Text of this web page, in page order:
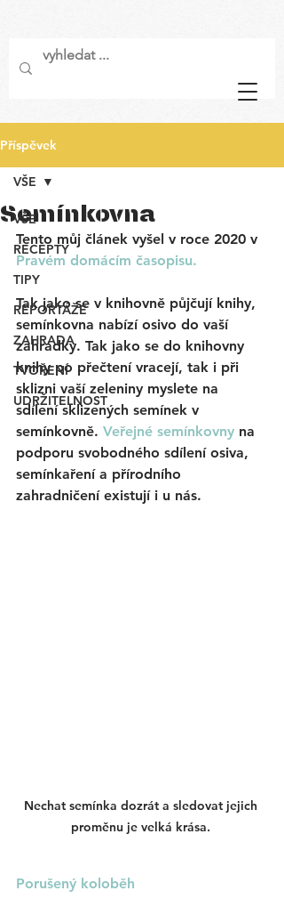
Příspěvek
VŠE
RECEPTY
TIPY
REPORTÁŽE
ZAHRADA
TVOŘENÍ
UDRŽITELNOST
VŠE
Semínkovna
Tento můj článek vyšel v roce 2020 v
Pravém domácím časopisu.
Tak jako se v knihovně půjčují knihy,
semínkovna nabízí osivo do vaší
zahrádky. Tak jako se do knihovny
knihy po přečtení vracejí, tak i při
sklizni vaší zeleniny myslete na
sdílení sklizených semínek v
semínkovně. Veřejné semínkovny na
podporu svobodného sdílení osiva,
semínkaření a přírodního
zahradničení existují i u nás.
Nechat semínka dozrát a sledovat jejich
proměnu je velká krása.
Porušený koloběh